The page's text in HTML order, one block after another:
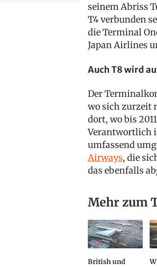
seinem Abriss
T4 verbunden
die Terminal
Japan Airlines
Auch T8 wird
Der
wo sich zurzeit
dort, wo bis
Verantwortlich
umfassend
Airways, die
das ebenfalls
Mehr zum
British und